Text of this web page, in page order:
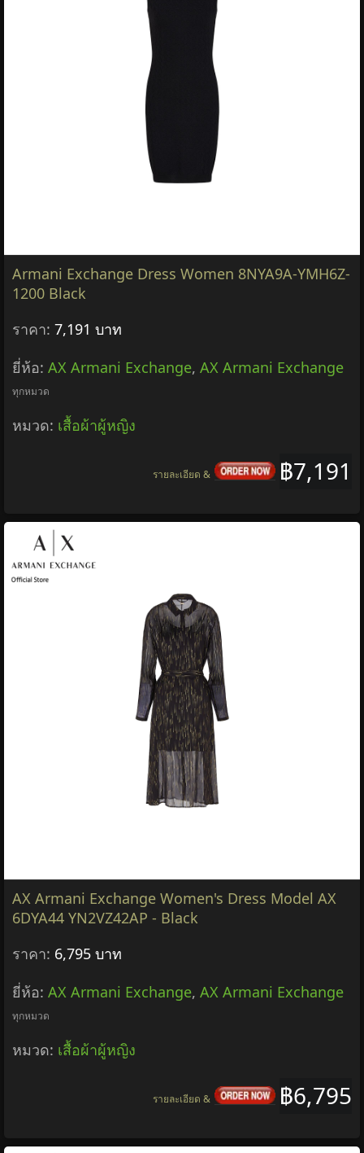
Armani Exchange Dress Women 8NYA9A-YMH6Z-
1200 Black
ราคา: 7,191 บาท
ยี่ห้อ: AX Armani Exchange, AX Armani Exchange
ทุกหมวด
หมวด: เสื้อผ้าผู้หญิง
฿7,191
รายละเอียด &
AX Armani Exchange Women's Dress Model AX
6DYA44 YN2VZ42AP - Black
ราคา: 6,795 บาท
ยี่ห้อ: AX Armani Exchange, AX Armani Exchange
ทุกหมวด
หมวด: เสื้อผ้าผู้หญิง
฿6,795
รายละเอียด &